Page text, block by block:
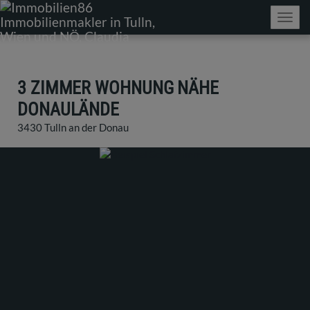
3 ZIMMER WOHNUNG NÄHE
DONAULÄNDE
3430 Tulln an der Donau